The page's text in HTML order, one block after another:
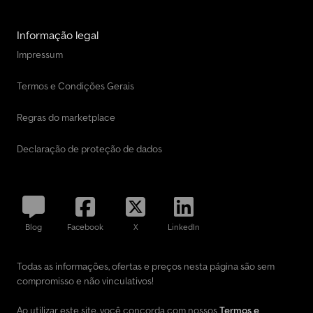
Informação legal
Impressum
Termos e Condições Gerais
Regras do marketplace
Declaração de proteção de dados
Blog Facebook X LinkedIn
Todas as informações, ofertas e preços nesta página são sem
compromisso e não vinculativos!
Ao utilizar este site, você concorda com nossosTermos e